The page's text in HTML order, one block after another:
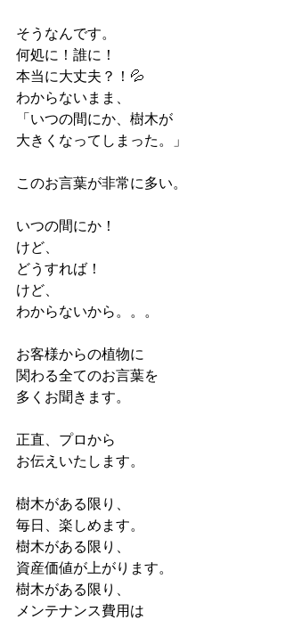
そうなんです。
何処に！誰に！
本当に大丈夫？！💦
わからないまま、
「いつの間にか、樹木が
大きくなってしまった。」
このお言葉が非常に多い。
いつの間にか！
けど、
どうすれば！
けど、
わからないから。。。
お客様からの植物に
関わる全てのお言葉を
多くお聞きます。
正直、プロから
お伝えいたします。
樹木がある限り、
毎日、楽しめます。
樹木がある限り、
資産価値が上がります。
樹木がある限り、
メンテナンス費用は